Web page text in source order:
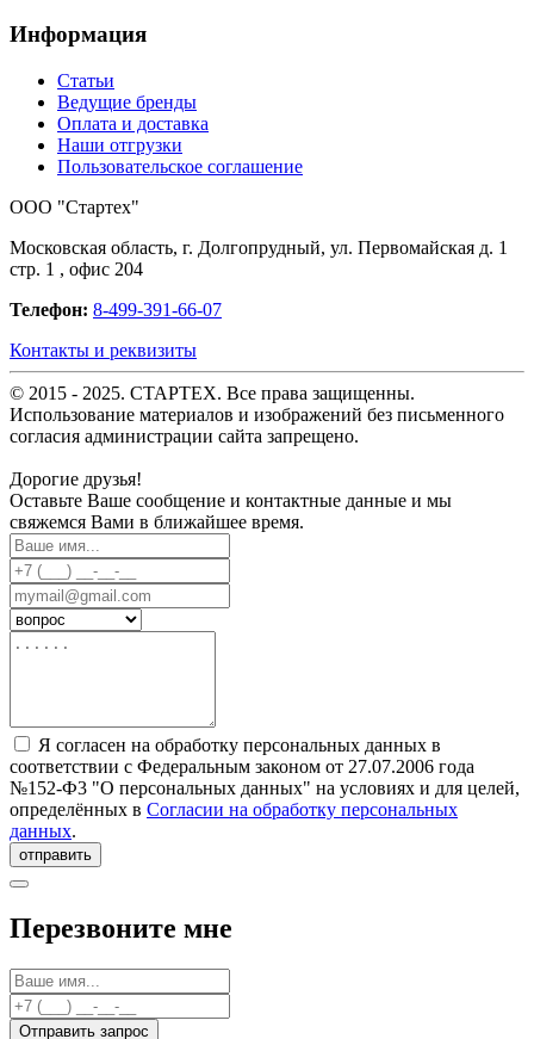
Информация
Статьи
Ведущие бренды
Оплата и доставка
Наши отгрузки
Пользовательское соглашение
OOO "Стартех"
Московская область, г. Долгопрудный, ул. Первомайская д. 1
стр. 1 , офис 204
Телефон: 8-499-391-66-07
Контакты и реквизиты
© 2015 - 2025. СТАРТЕХ. Все права защищенны.
Использование материалов и изображений без письменного
согласия администрации сайта запрещено.
Дорогие друзья!
Оставьте Ваше сообщение и контактные данные и мы
свяжемся Вами в ближайшее время.
Я согласен на обработку персональных данных в
соответствии с Федеральным законом от 27.07.2006 года
№152-Ф3 "О персональных данных" на условиях и для целей,
определённых в Согласии на обработку персональных
данных.
отправить
Перезвоните мне
Отправить запрос